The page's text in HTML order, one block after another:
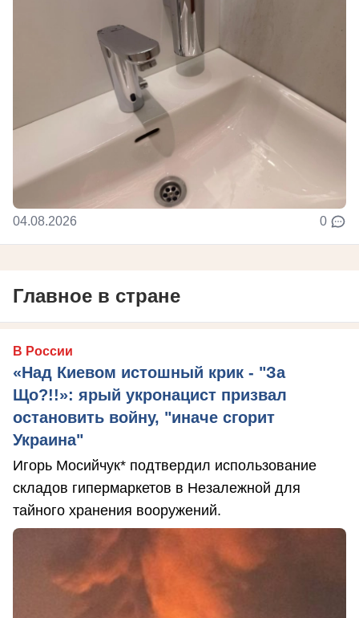
04.08.2026 0
Главное в стране
В России
«Над Киевом истошный крик - "За
Що?!!»: ярый укронацист призвал
остановить войну, "иначе сгорит
Украина"
Игорь Мосийчук* подтвердил использование
складов гипермаркетов в Незалежной для
тайного хранения вооружений.